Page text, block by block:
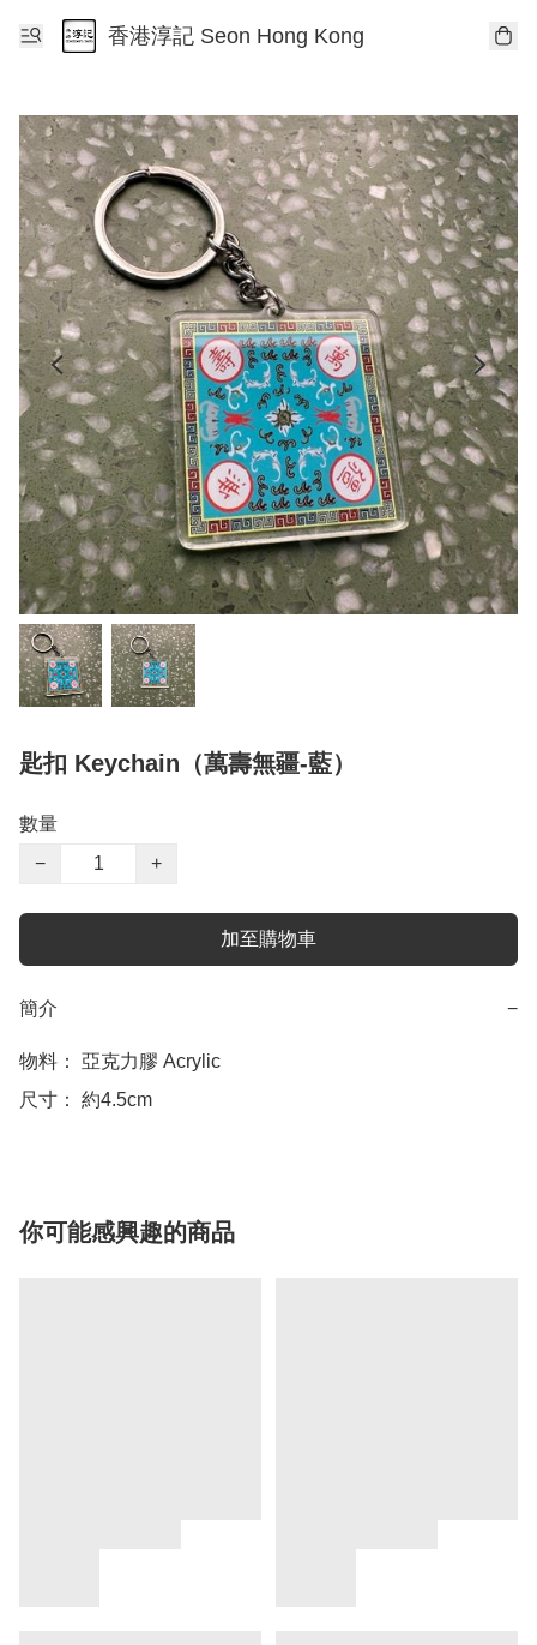
香港淳記 Seon Hong Kong
匙扣 Keychain（萬壽無疆-藍）
數量
−
+
加至購物車
簡介 −
物料： 亞克力膠 Acrylic
尺寸： 約4.5cm
你可能感興趣的商品